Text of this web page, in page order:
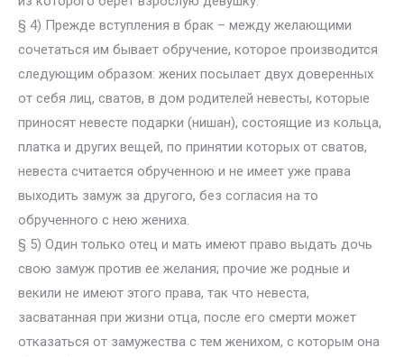
§ 4) Прежде вступления в брак – между желающими
сочетаться им бывает обручение, которое производится
следующим образом: жених посылает двух доверенных
от себя лиц, сватов, в дом родителей невесты, которые
приносят невесте подарки (нишан), состоящие из кольца,
платка и других вещей, по принятии которых от сватов,
невеста считается обрученною и не имеет уже права
выходить замуж за другого, без согласия на то
обрученного с нею жениха.
§ 5) Один только отец и мать имеют право выдать дочь
свою замуж против ее желания; прочие же родные и
векили не имеют этого права, так что невеста,
засватанная при жизни отца, после его смерти может
отказаться от замужества с тем женихом, с которым она